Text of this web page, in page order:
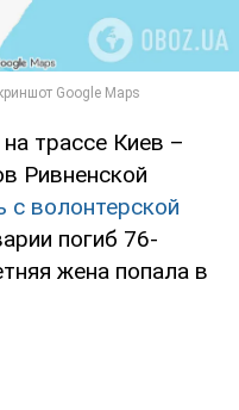
трассе Киев –
Ривненской
с волонтерской
погиб 76-
жена попала в